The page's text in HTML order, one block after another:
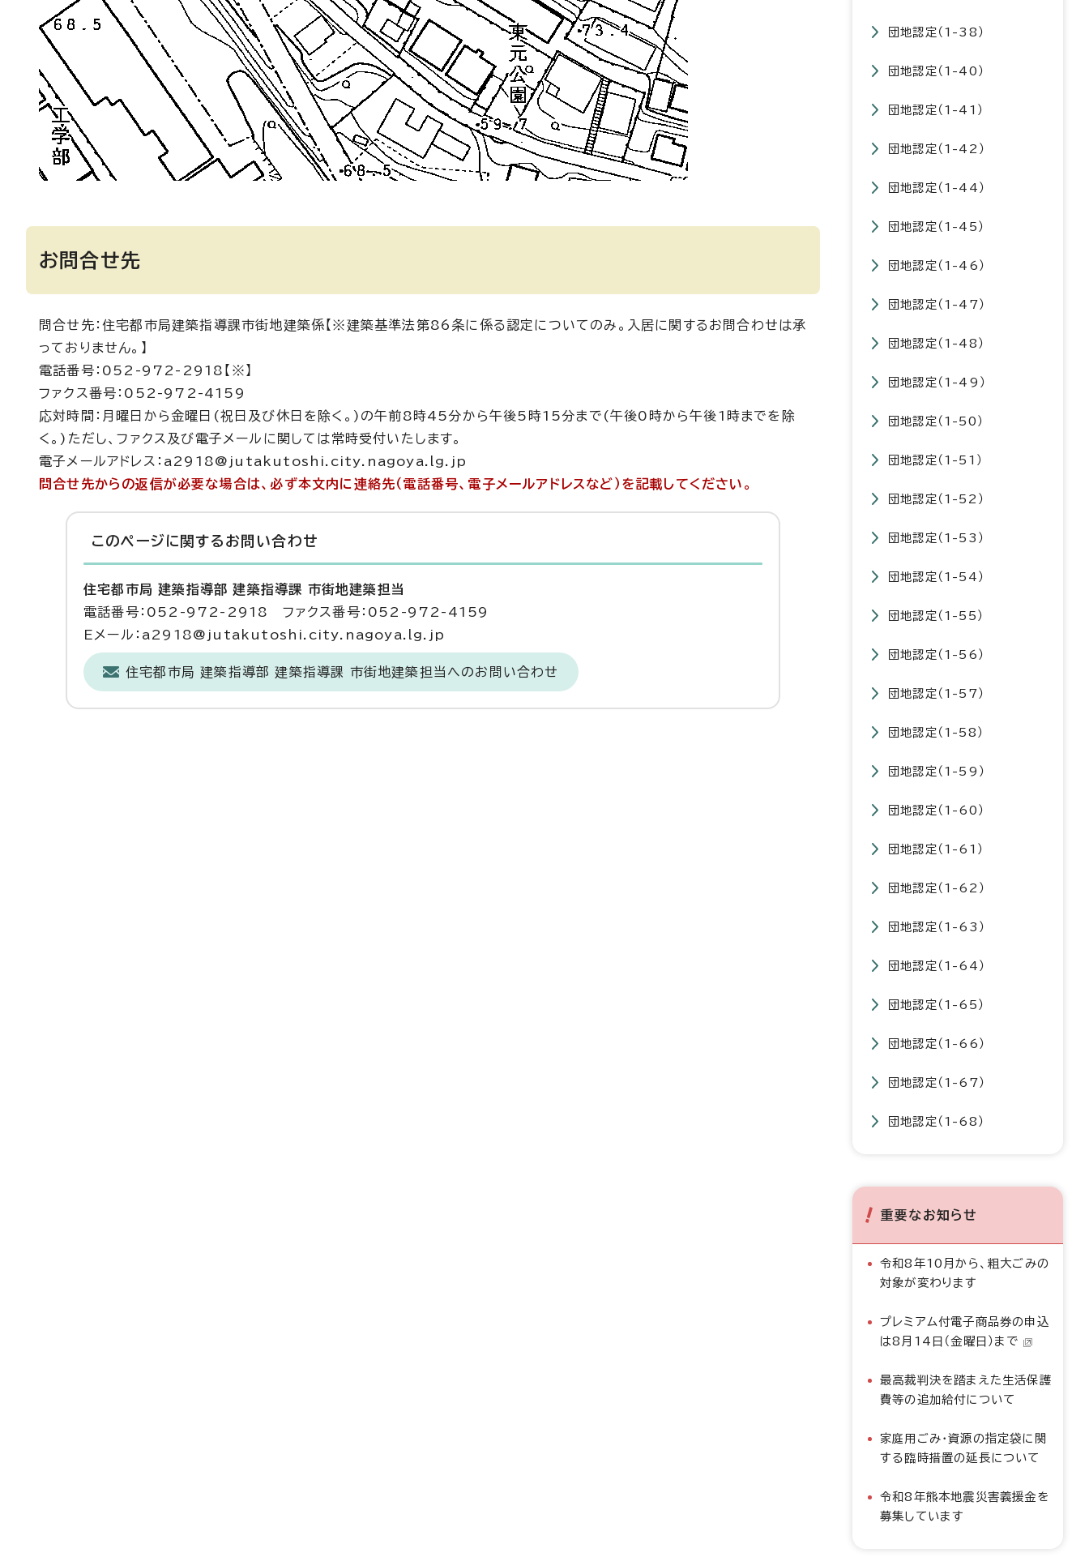
お問合せ先
問合せ先：住宅都市局建築指導課市街地建築係【※建築基準法第86条に係る認定についてのみ。入居に関するお問合わせは承
っておりません。】
電話番号：052-972-2918【※】
ファクス番号：052-972-4159
応対時間：月曜日から金曜日(祝日及び休日を除く。)の午前8時45分から午後5時15分まで(午後0時から午後1時までを除
く。)ただし、ファクス及び電子メールに関しては常時受付いたします。
電子メールアドレス：a2918@jutakutoshi.city.nagoya.lg.jp
問合せ先からの返信が必要な場合は、必ず本文内に連絡先（電話番号、電子メールアドレスなど）を記載してください。
このページに関する お問い合わせ
住宅都市局 建築指導部 建築指導課 市街地建築担当
電話番号：052-972-2918 ファクス番号：052-972-4159
Eメール：a2918@jutakutoshi.city.nagoya.lg.jp
住宅都市局 建築指導部 建築指導課 市街地建築担当へのお問い合わせ
団地認定（1-38）
団地認定（1-40）
団地認定（1-41）
団地認定（1-42）
団地認定（1-44）
団地認定（1-45）
団地認定（1-46）
団地認定（1-47）
団地認定（1-48）
団地認定（1-49）
団地認定（1-50）
団地認定（1-51）
団地認定（1-52）
団地認定（1-53）
団地認定（1-54）
団地認定（1-55）
団地認定（1-56）
団地認定（1-57）
団地認定（1-58）
団地認定（1-59）
団地認定（1-60）
団地認定（1-61）
団地認定（1-62）
団地認定（1-63）
団地認定（1-64）
団地認定（1-65）
団地認定（1-66）
団地認定（1-67）
団地認定（1-68）
重要なお知らせ
令和8年10月から、粗大ごみの
対象が変わります
プレミアム付電子商品券の申込
は8月14日（金曜日）まで
最高裁判決を踏まえた生活保護
費等の追加給付について
家庭用ごみ・資源の指定袋に関
する臨時措置の延長について
令和8年熊本地震災害義援金を
募集しています